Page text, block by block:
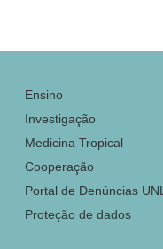
Ensino
Investigação
Medicina Tropical
Cooperação
Portal de Denúncias UNL
Proteção de dados